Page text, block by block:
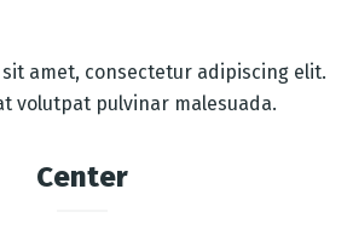
amet, consectetur adipiscing elit.
volutpat pulvinar malesuada.
Center